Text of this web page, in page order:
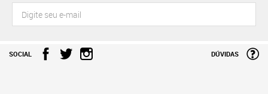
SOCIAL DÚVIDAS